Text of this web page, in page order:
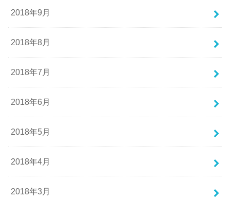
2018年9月
2018年8月
2018年7月
2018年6月
2018年5月
2018年4月
2018年3月